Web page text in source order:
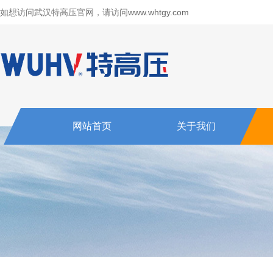
如想访问武汉特高压官网，请访问www.whtgy.com
网站首页 关于我们